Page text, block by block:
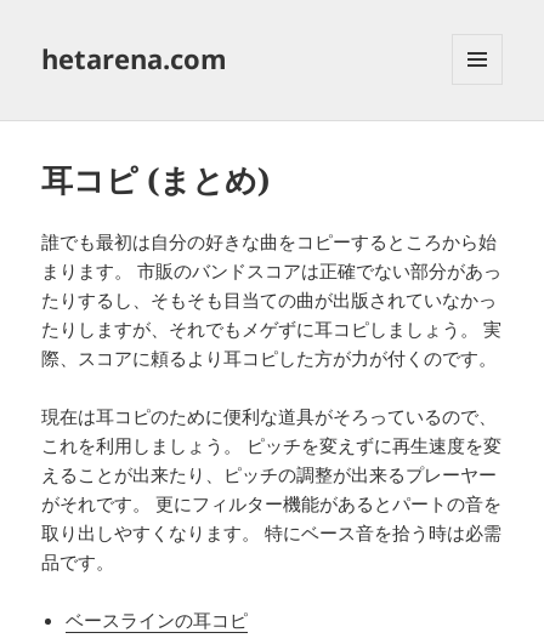
hetarena.com
ーとウ
耳コピ (まとめ)
誰でも最初は自分の好きな曲をコピーするところから始
まります。 市販のバンドスコアは正確でない部分があっ
たりするし、そもそも目当ての曲が出版されていなかっ
たりしますが、それでもメゲずに耳コピしましょう。 実
際、スコアに頼るより耳コピした方が力が付くのです。
現在は耳コピのために便利な道具がそろっているので、
これを利用しましょう。 ピッチを変えずに再生速度を変
えることが出来たり、ピッチの調整が出来るプレーヤー
がそれです。 更にフィルター機能があるとパートの音を
取り出しやすくなります。 特にベース音を拾う時は必需
品です。
ベースラインの耳コピ